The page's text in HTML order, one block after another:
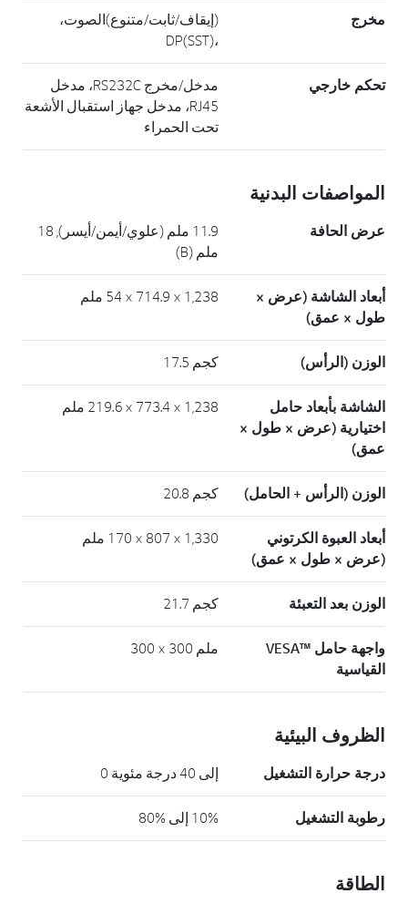
مخرج
(إيقاف/ثابت/متنوع)الصوت،
،DP(SST)
تحكم خارجي
مدخل/مخرج RS232C، مدخل
RJ45، مدخل جهاز استقبال الأشعة
تحت الحمراء
المواصفات البدنية
عرض الحافة
11.9 ملم (علوي/أيمن/أيسر), 18
ملم (B)
أبعاد الشاشة (عرض ×
طول × عمق)
1,238 × 714.9 × 54 ملم
الوزن (الرأس) كجم 17.5
الشاشة بأبعاد حامل
اختيارية (عرض × طول ×
عمق)
1,238 × 773.4 × 219.6 ملم
الوزن (الرأس + الحامل) كجم 20.8
أبعاد العبوة الكرتوني
(عرض × طول × عمق)
1,330 × 807 × 170 ملم
الوزن بعد التعبئة كجم 21.7
واجهة حامل ™VESA
القياسية
ملم 300 × 300
الظروف البيئية
درجة حرارة التشغيل إلى 40 درجة مئوية 0
رطوبة التشغيل 10% إلى %80
الطاقة